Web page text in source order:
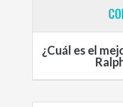
¿Cuál es el